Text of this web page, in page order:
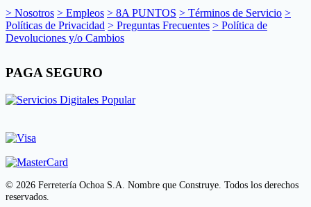
> Nosotros > Empleos > 8A PUNTOS > Términos de Servicio >
Políticas de Privacidad > Preguntas Frecuentes > Política de
Devoluciones y/o Cambios
PAGA SEGURO
© 2026 Ferretería Ochoa S.A. Nombre que Construye. Todos los derechos
reservados.